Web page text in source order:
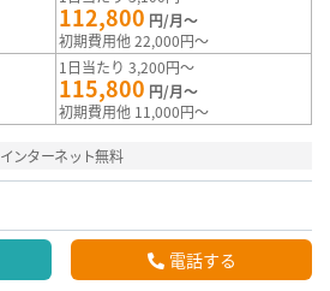
112,800 円/月～
初期費用他 22,000円～
1日当たり 3,200円～
115,800 円/月～
初期費用他 11,000円～
インターネット無料
電話する